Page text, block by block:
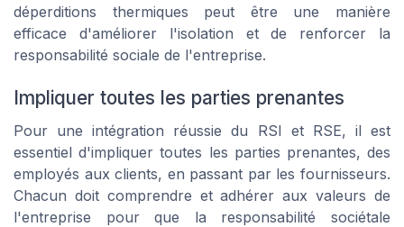
déperditions thermiques peut être une manière
efficace d'améliorer l'isolation et de renforcer la
responsabilité sociale de l'entreprise.
Impliquer toutes les parties prenantes
Pour une intégration réussie du RSI et RSE, il est
essentiel d'impliquer toutes les parties prenantes, des
employés aux clients, en passant par les fournisseurs.
Chacun doit comprendre et adhérer auxvaleurs de
l'entreprise pour que la responsabilité sociétale